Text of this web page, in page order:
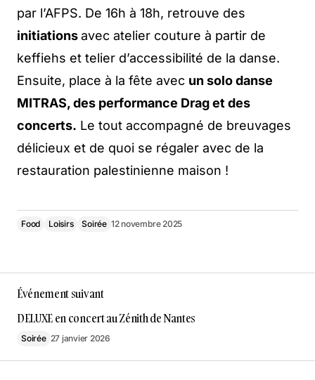
par l’AFPS. De 16h à 18h, retrouve des
initiationsavec atelier couture à partir de
keffiehs et telier d’accessibilité de la danse.
Ensuite, place à la fête avec un solo danse
MITRAS, des performance Drag et des
concerts. Le tout accompagné de breuvages
délicieux et de quoi se régaler avec de la
restauration palestinienne maison !
Food Loisirs Soirée 12 novembre 2025
Événement suivant
DELUXE en concert au Zénith de Nantes
Soirée 27 janvier 2026